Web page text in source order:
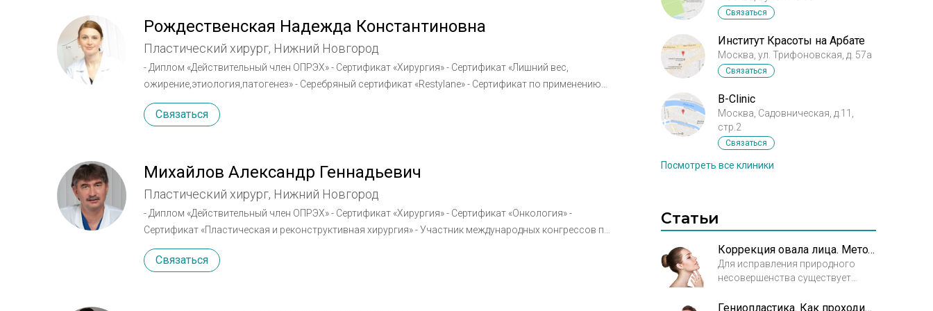
женщин-пластических хирургов.
Рождественская Надежда Константиновна
Пластический хирург, Нижний Новгород
- Диплом «Действительный член ОПРЭХ» - Сертификат «Хирургия» - Сертификат «Лишний вес,
ожирение,этиология,патогенез» - Серебряный сертификат «Restylane» - Сертификат по применению
инъекционных имплантов: Белотеро, Суржидерм, Ювидерм. - Сертификат по применению препаратов
«Диспорт, Ботокс, Ксеомин» - Участник международных конгрессов по пластической хирургии
Связаться
Михайлов Александр Геннадьевич
Пластический хирург, Нижний Новгород
- Диплом «Действительный член ОПРЭХ» - Сертификат «Хирургия» - Сертификат «Онкология» -
Сертификат «Пластическая и реконструктивная хирургия» - Участник международных конгрессов по
пластической хирургии
Связаться
Связаться
Институт Красоты на Арбате
Москва, ул. Трифоновская, д. 57а
Связаться
B-Clinic
Москва, Садовническая, д.11,
стр.2
Связаться
Посмотреть все клиники
Статьи
Коррекция овала лица. Методы эстетической медицины сделать подбородок идеальным
Для исправления природного
несовершенства существует
коррекции овала лица несколько.Гениопластика. Как проходит операция